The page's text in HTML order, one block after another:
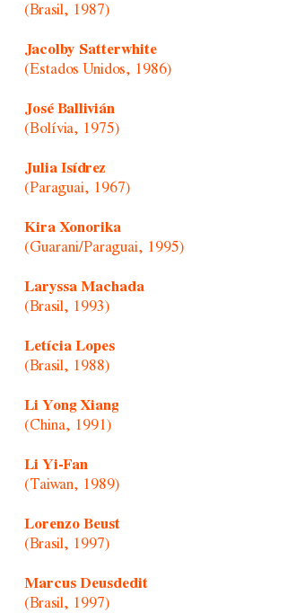
(Brasil, 1987)
Jacolby Satterwhite
(Estados Unidos, 1986)
José Ballivián
(Bolívia, 1975)
Julia Isídrez
(Paraguai, 1967)
Kira Xonorika
(Guarani/Paraguai, 1995)
Laryssa Machada
(Brasil, 1993)
Letícia Lopes
(Brasil, 1988)
Li Yong Xiang
(China, 1991)
Li Yi-Fan
(Taiwan, 1989)
Lorenzo Beust
(Brasil, 1997)
Marcus Deusdedit
(Brasil, 1997)